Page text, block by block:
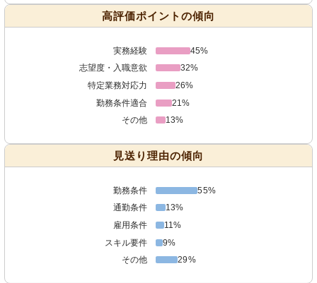
高評価ポイントの傾向
実務経験
45%
志望度・入職意欲
32%
特定業務対応力
26%
勤務条件適合
21%
その他
13%
見送り理由の傾向
勤務条件
55%
通勤条件
13%
雇用条件
11%
スキル要件
9%
その他
29%